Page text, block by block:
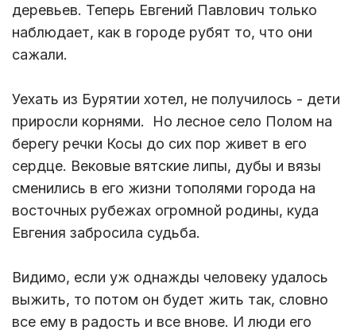
деревьев. Теперь Евгений Павлович только
наблюдает, как в городе рубят то, что они
сажали.
Уехать из Бурятии хотел, не получилось - дети
приросли корнями. Но лесное село Полом на
берегу речки Косы до сих пор живет в его
сердце. Вековые вятские липы, дубы и вязы
сменились в его жизни тополями города на
восточных рубежах огромной родины, куда
Евгения забросила судьба.
Видимо, если уж однажды человеку удалось
выжить, то потом он будет жить так, словно
все ему в радость и все внове. И люди его